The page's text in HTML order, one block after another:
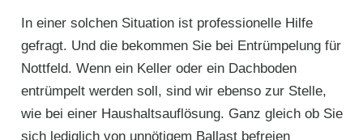
In einer solchen Situation ist professionelle Hilfe
gefragt. Und die bekommen Sie bei Entrümpelung für
Nottfeld. Wenn ein Keller oder ein Dachboden
entrümpelt werden soll, sind wir ebenso zur Stelle,
wie bei einer Haushaltsauflösung. Ganz gleich ob Sie
sich lediglich von unnötigem Ballast befreien